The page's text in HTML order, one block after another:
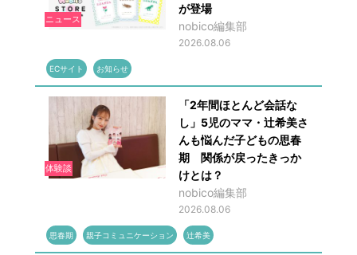
ニュース
が登場
nobico編集部
2026.08.06
ECサイト お知らせ
体験談
「2年間ほとんど会話な
し」5児のママ・辻希美さ
んも悩んだ子どもの思春
期 関係が戻ったきっか
けとは？
nobico編集部
2026.08.06
思春期 親子コミュニケーション 辻希美